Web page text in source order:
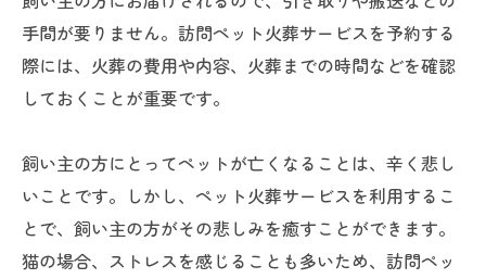
手間が要りません。訪問ペット火葬サービスを予約する
際には、火葬の費用や内容、火葬までの時間などを確認
しておくことが重要です。
飼い主の方にとってペットが亡くなることは、辛く悲し
いことです。しかし、ペット火葬サービスを利用するこ
とで、飼い主の方がその悲しみを癒すことができます。
猫の場合、ストレスを感じることも多いため、訪問ペッ